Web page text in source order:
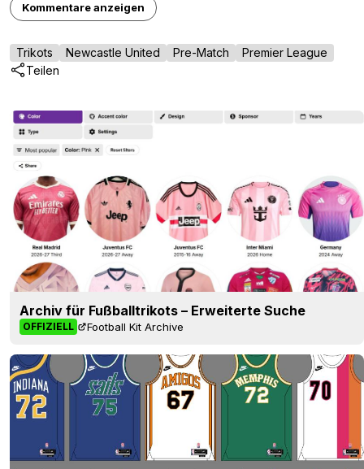
Kommentare anzeigen
Trikots Newcastle United Pre-Match
Premier League
Teilen
Archiv für Fußballtrikots – Erweiterte Suche
OFFIZIELL Football Kit Archive